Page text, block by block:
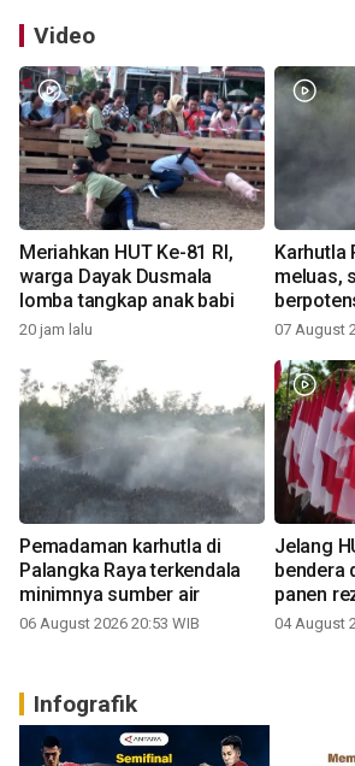
Video
Meriahkan HUT Ke-81 RI,
warga Dayak Dusmala
lomba tangkap anak babi
20 jam lalu
Karhutla
meluas,
07 August
Pemadaman karhutla di
Palangka Raya terkendala
minimnya sumber air
06 August 2026 20:53 WIB
Jelang
bendera
panen
04 August
Infografik